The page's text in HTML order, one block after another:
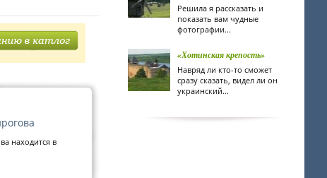
находится в
Решила я рассказать и
показать вам чудные
фотографии...
«Хотинская крепость»
Навряд ли кто-то сможет
сразу сказать, видел ли он
украинский...